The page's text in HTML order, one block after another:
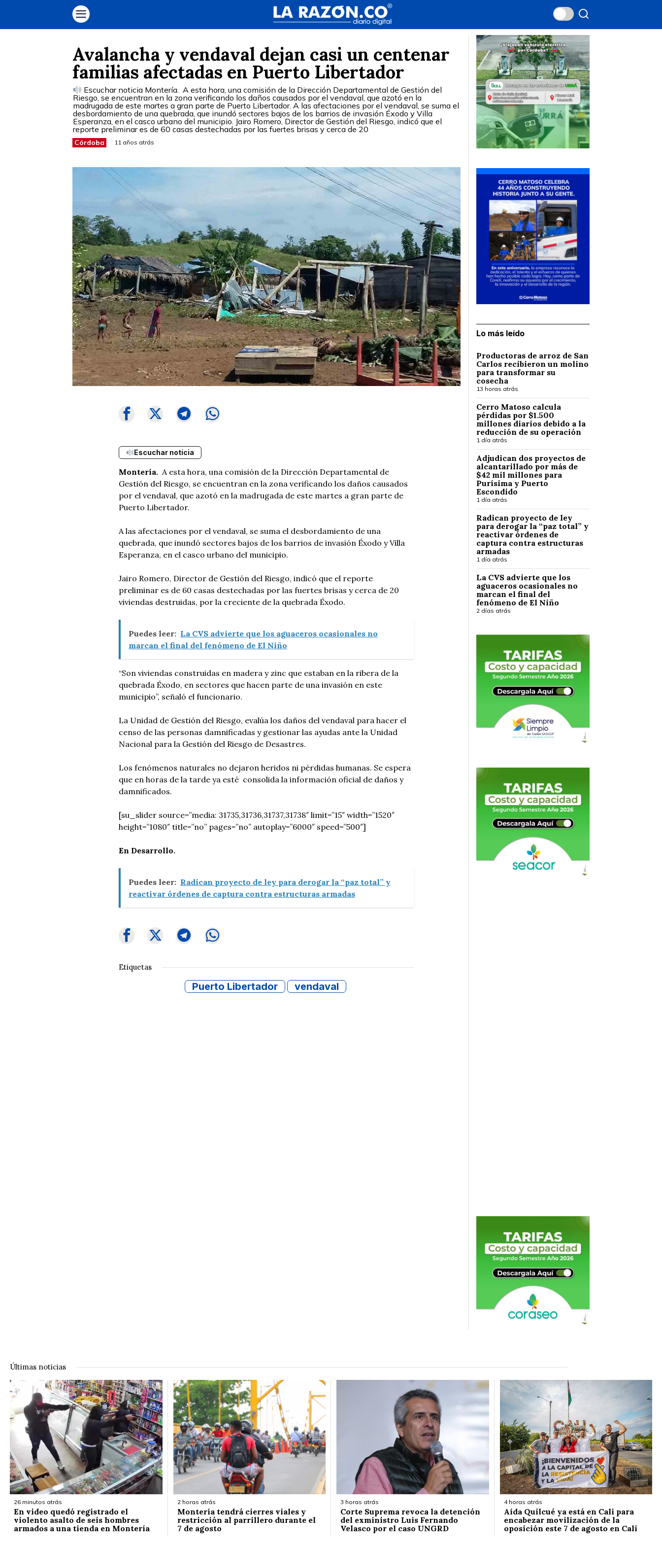
Avalancha y vendaval dejan casi un centenar
familias afectadas en Puerto Libertador
Escuchar noticia Montería. A esta hora, una comisión de la Dirección Departamental de Gestión del
Riesgo, se encuentran en la zona verificando los daños causados por el vendaval, que azotó en la
madrugada de este martes a gran parte de Puerto Libertador. A las afectaciones por el vendaval, se suma el
desbordamiento de una quebrada, que inundó sectores bajos de los barrios de invasión Éxodo y Villa
Esperanza, en el casco urbano del municipio. Jairo Romero, Director de Gestión del Riesgo, indicó que el
reporte preliminar es de 60 casas destechadas por las fuertes brisas y cerca de 20
Córdoba 11 años atrás
Escuchar noticia
Montería. A esta hora, una comisión de la Dirección Departamental de
Gestión del Riesgo, se encuentran en la zona verificando los daños causados
por el vendaval, que azotó en la madrugada de este martes a gran parte de
Puerto Libertador.
A las afectaciones por el vendaval, se suma el desbordamiento de una
quebrada, que inundó sectores bajos de los barrios de invasión Éxodo y Villa
Esperanza, en el casco urbano del municipio.
Jairo Romero, Director de Gestión del Riesgo, indicó que el reporte
preliminar es de 60 casas destechadas por las fuertes brisas y cerca de 20
viviendas destruidas, por la creciente de la quebrada Éxodo.
Puedes leer: La CVS advierte que los aguaceros ocasionales no
marcan el final del fenómeno de El Niño
“Son viviendas construidas en madera y zinc que estaban en la ribera de la
quebrada Éxodo, en sectores que hacen parte de una invasión en este
municipio”, señaló el funcionario.
La Unidad de Gestión del Riesgo, evalúa los daños del vendaval para hacer el
censo de las personas damnificadas y gestionar las ayudas ante la Unidad
Nacional para la Gestión del Riesgo de Desastres.
Los fenómenos naturales no dejaron heridos ni pérdidas humanas. Se espera
que en horas de la tarde ya esté consolida la información oficial de daños y
damnificados.
[su_slider source=”media: 31735,31736,31737,31738″ limit=”15″ width=”1520″
height=”1080″ title=”no” pages=”no” autoplay=”6000″ speed=”500″]
En Desarrollo.
Puedes leer: Radican proyecto de ley para derogar la “paz total” y
reactivar órdenes de captura contra estructuras armadas
Etiquetas
Puerto Libertador vendaval
Lo más leído
Productoras de arroz de San
Carlos recibieron un molino
para transformar su
cosecha
13 horas atrás
Cerro Matoso calcula
pérdidas por $1.500
millones diarios debido a la
reducción de su operación
1 día atrás
Adjudican dos proyectos de
alcantarillado por más de
$42 mil millones para
Purísima y Puerto
Escondido
1 día atrás
Radican proyecto de ley
para derogar la “paz total” y
reactivar órdenes de
captura contra estructuras
armadas
1 día atrás
La CVS advierte que los
aguaceros ocasionales no
marcan el final del
fenómeno de El Niño
2 días atrás
Últimas noticias
26 minutos atrás
En video quedó registrado el
violento asalto de seis hombres
armados a una tienda en Montería
2 horas atrás
Montería tendrá cierres viales y
restricción al parrillero durante el
7 de agosto
3 horas atrás
Corte Suprema revoca la detención
del exministro Luis Fernando
Velasco por el caso UNGRD
4 horas atrás
Aída Quilcué ya está en Cali para
encabezar movilización de la
oposición este 7 de agosto en Cali